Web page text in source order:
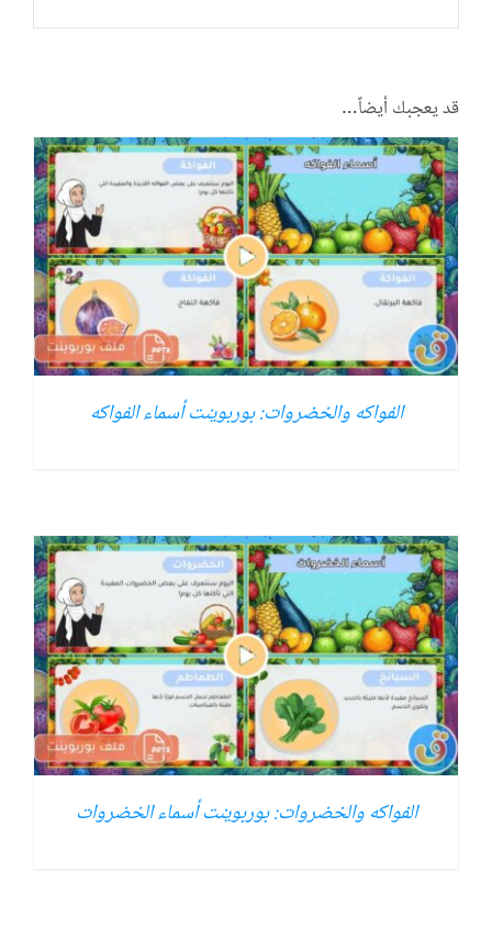
قد يعجبك أيضاً…
الفواكه والخضروات: بوربوينت أسماء الفواكه
الفواكه والخضروات: بوربوينت أسماء الخضروات